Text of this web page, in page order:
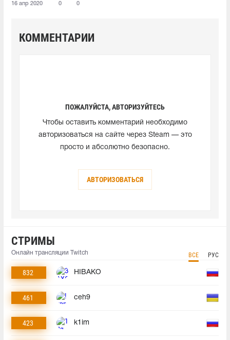
16 апр 2020 0 0
КОММЕНТАРИИ
ПОЖАЛУЙСТА, АВТОРИЗУЙТЕСЬ
Чтобы оставить комментарий необходимо
авторизоваться на сайте через Steam — это
просто и абсолютно безопасно.
АВТОРИЗОВАТЬСЯ
СТРИМЫ
Онлайн трансляции Twitch ВСЕ РУС
832 HIBAKO
461 ceh9
423 k1im